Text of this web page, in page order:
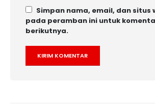
Simpan nama, email, dan situs
pada peramban ini untuk
berikutnya.